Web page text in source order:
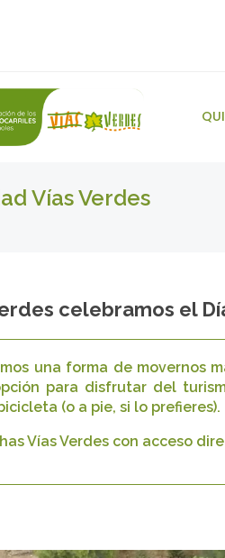
Vías Verdes
celebramos el
una forma de movernos
para disfrutar del
(o a pie, si lo prefieres).
Vías Verdes con acceso